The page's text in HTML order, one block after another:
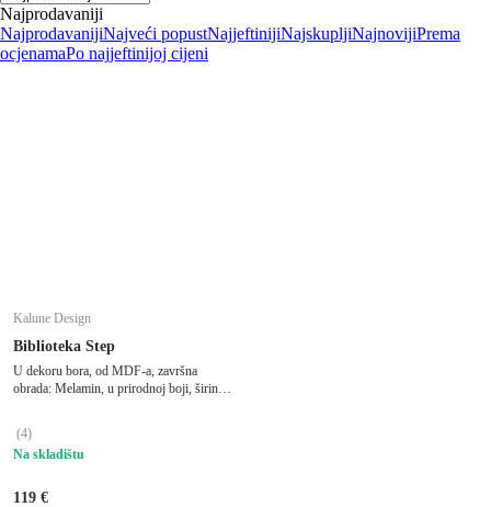
Najprodavaniji
NajprodavanijiNajveći popustNajjeftinijiNajskupljiNajnovijiPrema
ocjenamaPo najjeftinijoj cijeni
Kalune Design
Biblioteka Step
U dekoru bora, od MDF-a, završna
obrada: Melamin, u prirodnoj boji, širina
(4)
Na skladištu
119 €